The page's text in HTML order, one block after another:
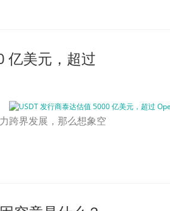
亿美元，超过
跨界发展，那么想象空